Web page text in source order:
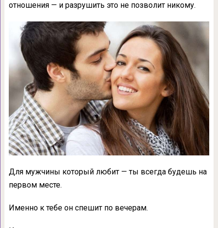
отношения — и разрушить это не позволит никому.
Для мужчины который любит — ты всегда будешь на
первом месте.
Именно к тебе он спешит по вечерам.